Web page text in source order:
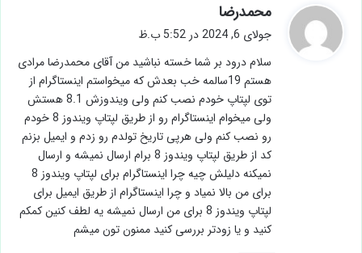
محمدرضا
ف
:
جولای 6, 2024 در 5:52 ب.ظ
سلام درود بر شما خسته نباشید من آقای محمدرضا مرادی
هستم 19سالمه خب بعدش که میخواستم اینستاگرام از
توی لپتاپ خودم نصب کنم ولی ویندوزش 8.1 هستش
ولی میخوام اینستاگرام رو از طریق لپتاپ ویندوز 8 خودم
رو نصب کنم ولی هرپی تاریخ تولدم رو زدم و ایمیل بزنم
کد از طریق لپتاپ ویندوز 8 برام ارسال نمیشه و ارسال
نمیکنه دلیلش چیه چرا اینستاگرام برای لپتاپ ویندوز 8
برای من بالا نمیاد و چرا اینستاگرام از طریق ایمیل برای
لپتاپ ویندوز 8 برای من ارسال نمیشه یه لطف کنین کمکم
کنید و یا زودتر بررسی کنید ممنون تون میشم